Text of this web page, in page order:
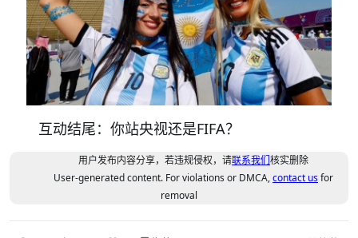
互动结尾：你站央视还是FIFA？
用户发布内容分享，若违规侵权，请联系我们核实删除
User-generated content. For violations or DMCA,contact usfor
removal